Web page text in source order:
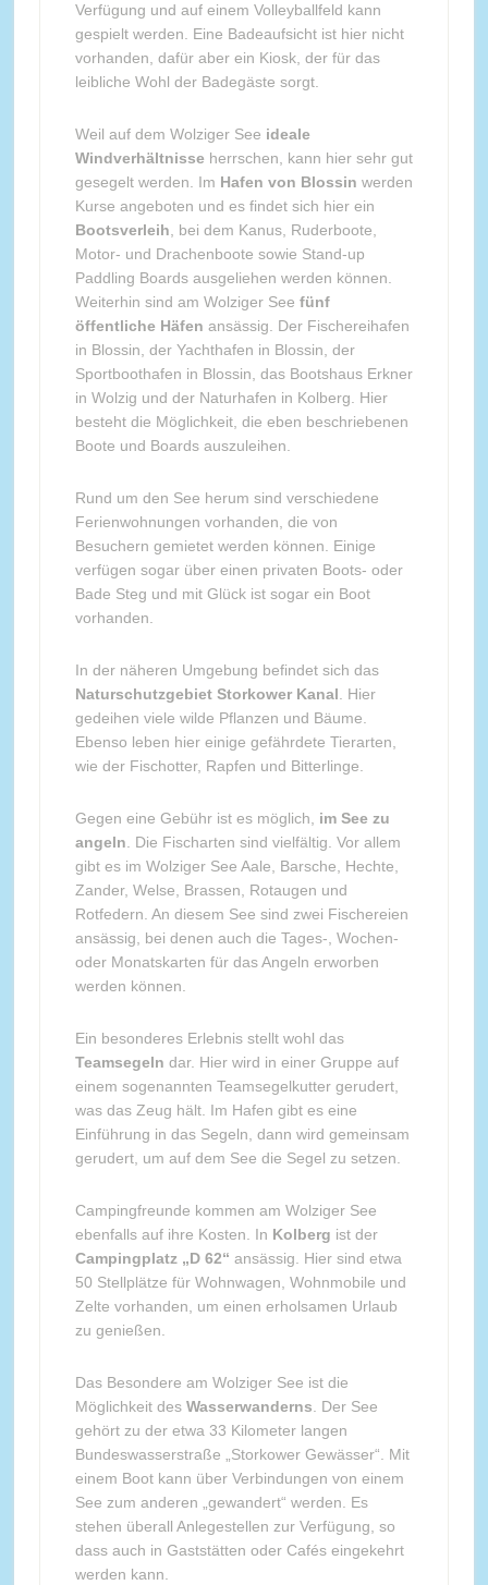
Verfügung und auf einem Volleyballfeld kann
gespielt werden. Eine Badeaufsicht ist hier nicht
vorhanden, dafür aber ein Kiosk, der für das
leibliche Wohl der Badegäste sorgt.
Weil auf dem Wolziger See ideale
Windverhältnisse herrschen, kann hier sehr gut
gesegelt werden. Im Hafen von Blossin werden
Kurse angeboten und es findet sich hier ein
Bootsverleih , bei dem Kanus, Ruderboote,
Motor- und Drachenboote sowie Stand-up
Paddling Boards ausgeliehen werden können.
Weiterhin sind am Wolziger See fünf
öffentliche Häfen ansässig. Der Fischereihafen
in Blossin, der Yachthafen in Blossin, der
Sportboothafen in Blossin, das Bootshaus Erkner
in Wolzig und der Naturhafen in Kolberg. Hier
besteht die Möglichkeit, die eben beschriebenen
Boote und Boards auszuleihen.
Rund um den See herum sind verschiedene
Ferienwohnungen vorhanden, die von
Besuchern gemietet werden können. Einige
verfügen sogar über einen privaten Boots- oder
Bade Steg und mit Glück ist sogar ein Boot
vorhanden.
In der näheren Umgebung befindet sich das
Naturschutzgebiet Storkower Kanal . Hier
gedeihen viele wilde Pflanzen und Bäume.
Ebenso leben hier einige gefährdete Tierarten,
wie der Fischotter, Rapfen und Bitterlinge.
Gegen eine Gebühr ist es möglich, im See zu
angeln . Die Fischarten sind vielfältig. Vor allem
gibt es im Wolziger See Aale, Barsche, Hechte,
Zander, Welse, Brassen, Rotaugen und
Rotfedern. An diesem See sind zwei Fischereien
ansässig, bei denen auch die Tages-, Wochen-
oder Monatskarten für das Angeln erworben
werden können.
Ein besonderes Erlebnis stellt wohl das
Teamsegeln dar. Hier wird in einer Gruppe auf
einem sogenannten Teamsegelkutter gerudert,
was das Zeug hält. Im Hafen gibt es eine
Einführung in das Segeln, dann wird gemeinsam
gerudert, um auf dem See die Segel zu setzen.
Campingfreunde kommen am Wolziger See
ebenfalls auf ihre Kosten. In Kolberg ist der
Campingplatz „D 62“ ansässig. Hier sind etwa
50 Stellplätze für Wohnwagen, Wohnmobile und
Zelte vorhanden, um einen erholsamen Urlaub
zu genießen.
Das Besondere am Wolziger See ist die
Möglichkeit des Wasserwanderns . Der See
gehört zu der etwa 33 Kilometer langen
Bundeswasserstraße „Storkower Gewässer“. Mit
einem Boot kann über Verbindungen von einem
See zum anderen „gewandert“ werden. Es
stehen überall Anlegestellen zur Verfügung, so
dass auch in Gaststätten oder Cafés eingekehrt
werden kann.